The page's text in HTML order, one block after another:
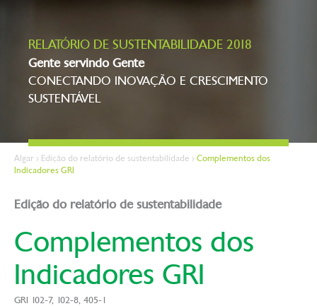
RELATÓRIO DE SUSTENTABILIDADE 2018
Gente servindo Gente
CONECTANDO INOVAÇÃO E CRESCIMENTO
SUSTENTÁVEL
Algar > Edição do relatório de sustentabilidade > Complementos dos
Indicadores GRI
Edição do relatório de sustentabilidade
Complementos dos
Indicadores GRI
GRI 102-7, 102-8, 405-1